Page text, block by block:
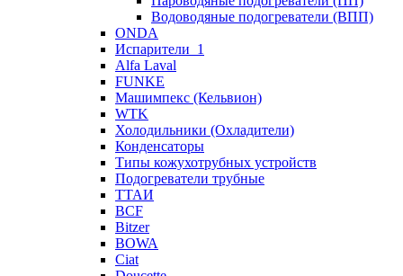
Водоводяные подогреватели (ВПП)
ONDA
Испарители_1
Alfa Laval
FUNKE
Машимпекс (Кельвион)
WTK
Холодильники (Охладители)
Конденсаторы
Типы кожухотрубных устройств
Подогреватели трубные
ТТАИ
BCF
Bitzer
BOWA
Ciat